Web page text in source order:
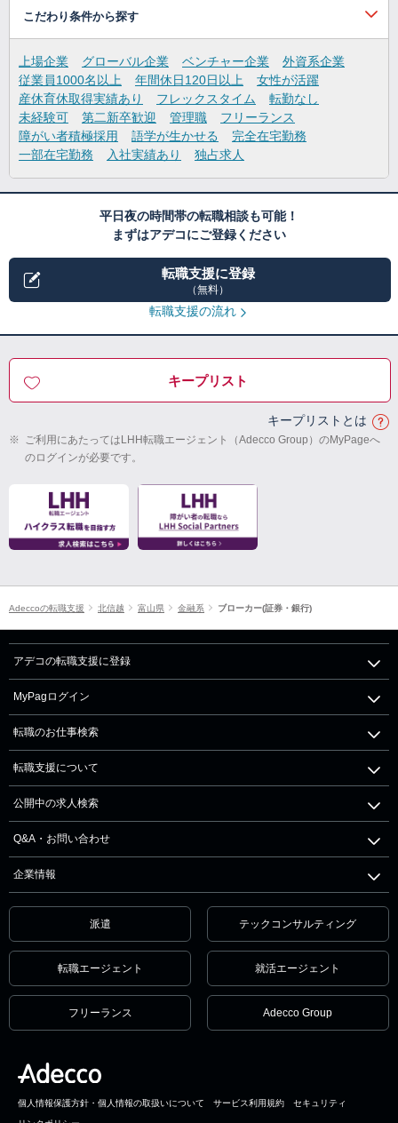
こだわり条件から探す
上場企業 グローバル企業 ベンチャー企業
外資系企業
従業員1000名以上
年間休日120日以上
女性が活躍
産休育休取得実績あり
フレックスタイム
転勤なし
未経験可
第二新卒歓迎 管理職
フリーランス
障がい者積極採用
語学が生かせる
完全在宅勤務
一部在宅勤務
入社実績あり 独占求人
平日夜の時間帯の転職相談も可能！
まずはアデコにご登録ください
転職支援に登録
（無料）
転職支援の流れ
キープリスト
キープリストとは
※ ご利用にあたってはLHH転職エージェント（Adecco Group）のMyPageへ
のログインが必要です。
Adeccoの転職支援 北信越 富山県 金融系 ブローカー(証券・銀行)
アデコの転職支援に登録
MyPagログイン
転職のお仕事検索
転職支援について
公開中の求人検索
Q&A・お問い合わせ
企業情報
派遣 テックコンサルティング
転職エージェント 就活エージェント
フリーランス Adecco Group
個人情報保護方針・個人情報の取扱いについて サービス利用規約 セキュリティ